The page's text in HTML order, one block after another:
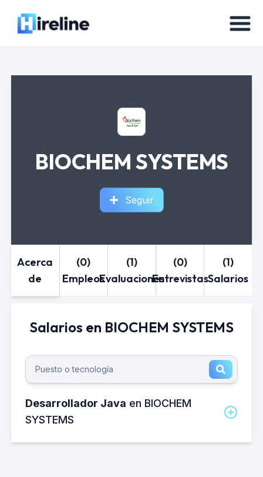
BIOCHEM SYSTEMS
Seguir
Acerca
de
(0)
Empleos
(1)
Evaluaciones
(0)
Entrevistas
(1)
Salarios
Salarios en BIOCHEM SYSTEMS
Desarrollador Java en BIOCHEM
SYSTEMS